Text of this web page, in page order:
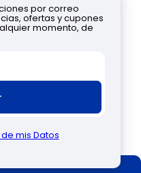
por correo
ofertas y cupones
momento, de
mis Datos